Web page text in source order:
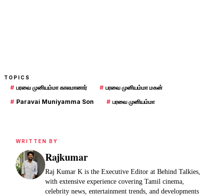
TOPICS
# பரவை முனியம்மா காலமானார் # பரவை முனியம்மா மகன்
# Paravai Muniyamma Son # பரவை முனியம்மா
WRITTEN BY
Rajkumar
Raj Kumar K is the Executive Editor at Behind Talkies,
with extensive experience covering Tamil cinema,
celebrity news, entertainment trends, and developments